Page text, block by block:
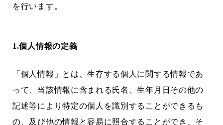
を行います。
1.個人情報の定義
「個人情報」とは、生存する個人に関する情報であ
って、当該情報に含まれる氏名、生年月日その他の
記述等により特定の個人を識別することができるも
の、及び他の情報と容易に照合することができ、そ